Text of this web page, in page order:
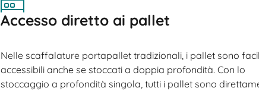
Accesso diretto ai pallet
Nelle scaffalature portapallet tradizionali, i pallet sono
accessibili anche se stoccati a doppia profondità. Con lo
stoccaggio a profondità singola, tutti i pallet sono